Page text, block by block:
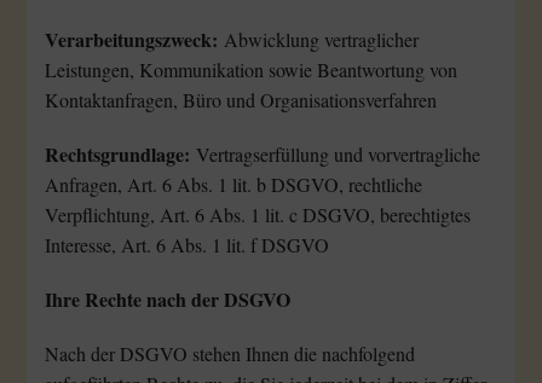
Verarbeitungszweck: Abwicklung vertraglicher
Leistungen, Kommunikation sowie Beantwortung von
Kontaktanfragen, Büro und Organisationsverfahren
Rechtsgrundlage: Vertragserfüllung und vorvertragliche
Anfragen, Art. 6 Abs. 1 lit. b DSGVO, rechtliche
Verpflichtung, Art. 6 Abs. 1 lit. c DSGVO, berechtigtes
Interesse, Art. 6 Abs. 1 lit. f DSGVO
Ihre Rechte nach der DSGVO
Nach der DSGVO stehen Ihnen die nachfolgend